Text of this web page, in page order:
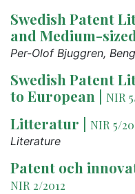
Swedish Patent
and Medium-
Per-Olof Bjuggren,
Swedish Patent
to European | NIR
Litteratur | NIR 5/
Literature
Patent och
NIR 2/2012